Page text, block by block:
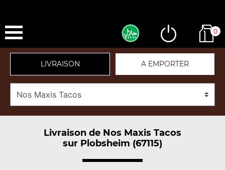
0
LIVRAISON A EMPORTER
Livraison de Nos Maxis Tacos
sur Plobsheim (67115)